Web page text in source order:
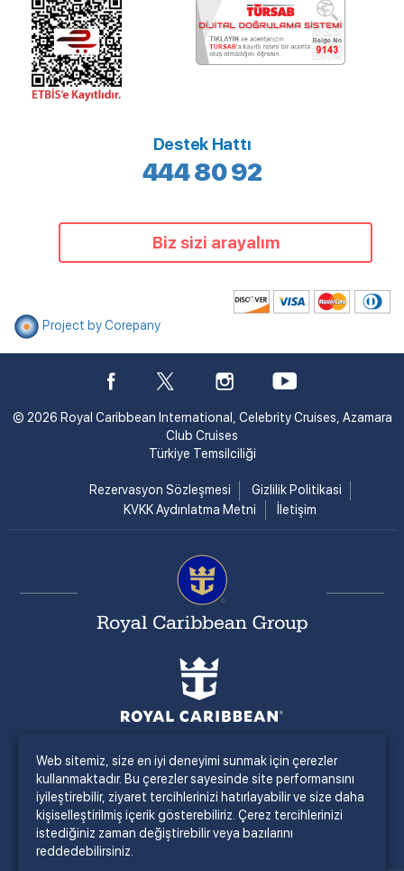
Destek Hattı
444 80 92
Biz sizi arayalım
Project by Corepany
© 2026 Royal Caribbean International, Celebrity Cruises, Azamara
Club Cruises
Türkiye Temsilciliği
Rezervasyon Sözleşmesi
Gizlilik Politikasi
KVKK Aydınlatma Metni
İletişim
Web sitemiz, size en iyi deneyimi sunmak için çerezler
kullanmaktadır. Bu çerezler sayesinde site performansını
iyileştirebilir, ziyaret tercihlerinizi hatırlayabilir ve size daha
kişiselleştirilmiş içerik gösterebiliriz. Çerez tercihlerinizi
istediğiniz zaman değiştirebilir veya bazılarını
reddedebilirsiniz.